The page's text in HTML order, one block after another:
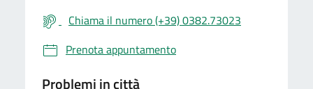
Chiama il numero (+39) 0382.73023
Prenota appuntamento
Problemi in città